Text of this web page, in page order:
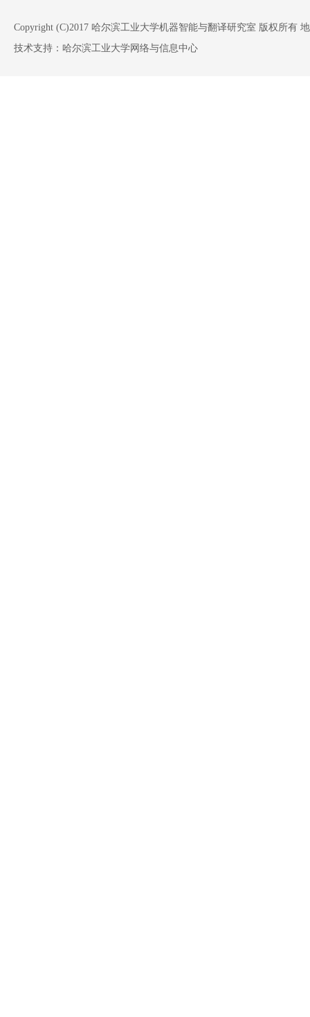
Copyright (C)2017 哈尔滨工业大学机器智能与翻译研究室 版权所有
技术支持：哈尔滨工业大学网络与信息中心